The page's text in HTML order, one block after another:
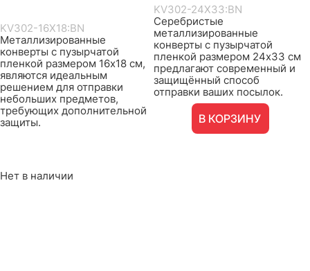
KV302-16X18:BN
Металлизированные
конверты с пузырчатой
пленкой размером 16х18 см,
являются идеальным
решением для отправки
небольших предметов,
требующих дополнительной
защиты.
KV302-24X33:BN
Серебристые
металлизированные
конверты с пузырчатой
пленкой размером 24х33 см
предлагают современный и
защищённый способ
отправки ваших посылок.
В КОРЗИНУ
Нет в наличии